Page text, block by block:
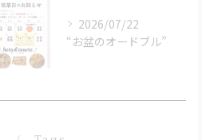
2026/07/22
“お盆のオードブル”